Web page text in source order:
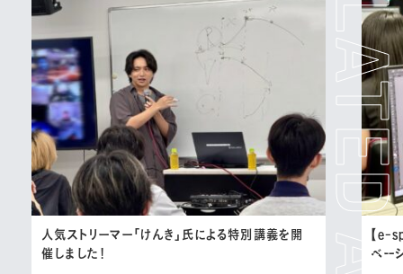
人気ストリーマー「けんき」氏による特別講義を開
催しました！
【e-
ベー